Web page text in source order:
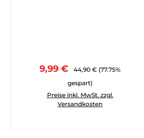
Verkaufspreis:
9,99 € Regulärer Preis:
44,90 € (77.75%
gespart)
Preise inkl. MwSt. zzgl.
Versandkosten
Produkt Anzahl: Gib den